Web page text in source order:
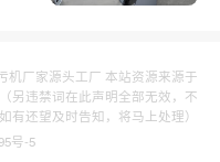
机厂家源头工厂 本站资源来源于
另违禁词在此声明全部无效，不
还望及时告知，将马上处理）
号-5